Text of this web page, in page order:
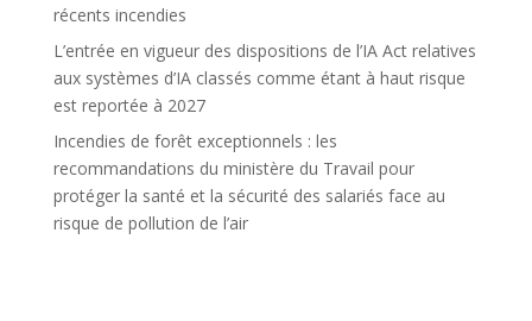
récents incendies
L’entrée en vigueur des dispositions de l’IA Act relatives
aux systèmes d’IA classés comme étant à haut risque
est reportée à 2027
Incendies de forêt exceptionnels : les
recommandations du ministère du Travail pour
protéger la santé et la sécurité des salariés face au
risque de pollution de l’air